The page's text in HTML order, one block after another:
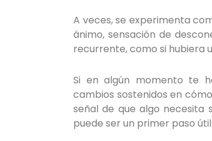
A veces, se experimenta
ánimo, sensación de
recurrente, como si hubiera
Si en algún momento te
cambios sostenidos en
señal de que algo necesita
puede ser un primer paso útil.